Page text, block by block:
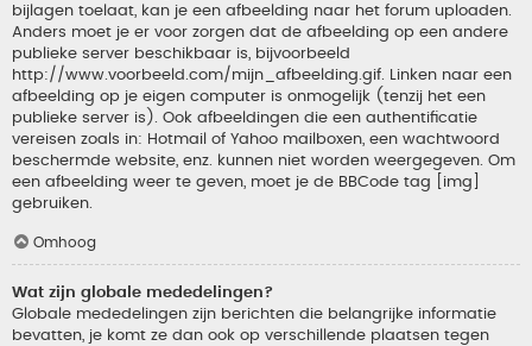
bijlagen toelaat, kan je een afbeelding naar het forum uploaden.
Anders moet je er voor zorgen dat de afbeelding op een andere
publieke server beschikbaar is, bijvoorbeeld
http://www.voorbeeld.com/mijn_afbeelding.gif. Linken naar een
afbeelding op je eigen computer is onmogelijk (tenzij het een
publieke server is). Ook afbeeldingen die een authentificatie
vereisen zoals in: Hotmail of Yahoo mailboxen, een wachtwoord
beschermde website, enz. kunnen niet worden weergegeven. Om
een afbeelding weer te geven, moet je de BBCode tag [img]
gebruiken.
Omhoog
Wat zijn globale mededelingen?
Globale mededelingen zijn berichten die belangrijke informatie
bevatten, je komt ze dan ook op verschillende plaatsen tegen